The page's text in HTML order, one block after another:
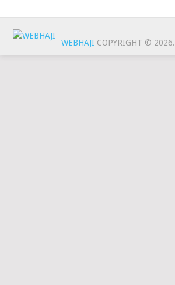
WEBHAJICOPYRIGHT © 2026.